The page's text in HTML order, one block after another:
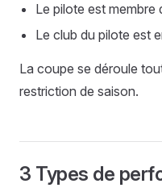
Le pilote est membre
Le club du pilote est
La coupe se déroule
restriction de saison.
3 Types de